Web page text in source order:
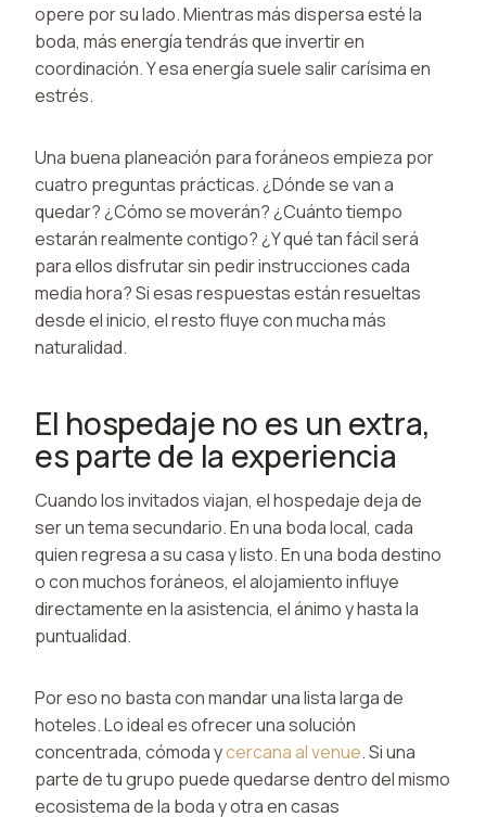
opere por su lado. Mientras más dispersa esté la
boda, más energía tendrás que invertir en
coordinación. Y esa energía suele salir carísima en
estrés.
Una buena planeación para foráneos empieza por
cuatro preguntas prácticas. ¿Dónde se van a
quedar? ¿Cómo se moverán? ¿Cuánto tiempo
estarán realmente contigo? ¿Y qué tan fácil será
para ellos disfrutar sin pedir instrucciones cada
media hora? Si esas respuestas están resueltas
desde el inicio, el resto fluye con mucha más
naturalidad.
El hospedaje no es un extra,
es parte de la experiencia
Cuando los invitados viajan, el hospedaje deja de
ser un tema secundario. En una boda local, cada
quien regresa a su casa y listo. En una boda destino
o con muchos foráneos, el alojamiento influye
directamente en la asistencia, el ánimo y hasta la
puntualidad.
Por eso no basta con mandar una lista larga de
hoteles. Lo ideal es ofrecer una solución
concentrada, cómoda ycercana al venue. Si una
parte de tu grupo puede quedarse dentro del mismo
ecosistema de la boda y otra en casas